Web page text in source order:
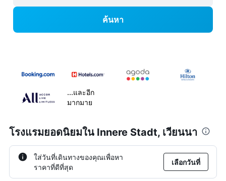
ค้นหา
...และอีก
มากมาย
โรงแรมยอดนิยมใน Innere Stadt, เวียนนา
ใส่วันที่เดินทางของคุณเพื่อหา
ราคาที่ดีที่สุด
เลือกวันที่